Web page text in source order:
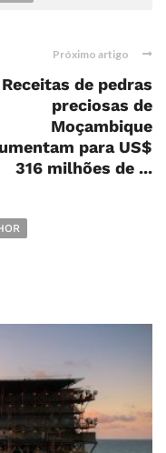
Próximo artigo
Receitas de pedras
preciosas de
Moçambique
para US$
316 milhões de ...